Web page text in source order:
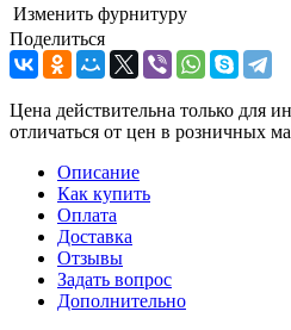
Изменить фурнитуру
Поделиться
Цена действительна только для
отличаться от цен в розничных
Описание
Как купить
Оплата
Доставка
Отзывы
Задать вопрос
Дополнительно